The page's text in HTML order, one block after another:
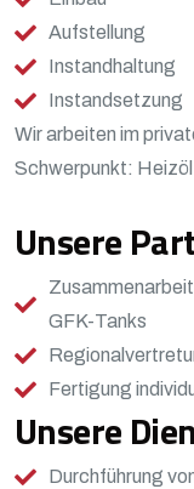
Aufstellung
Instandhaltung
Instandsetzung
Wir arbeiten im
Schwerpunkt: Heizöl
Unsere
GFK-Tanks
Fertigung
Unsere
Durchführung